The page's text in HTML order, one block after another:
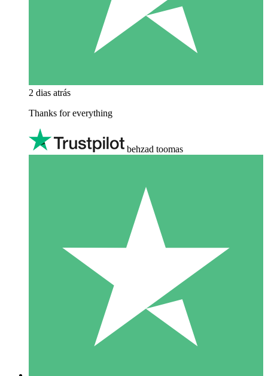
2 dias atrás
Thanks for everything
behzad toomas